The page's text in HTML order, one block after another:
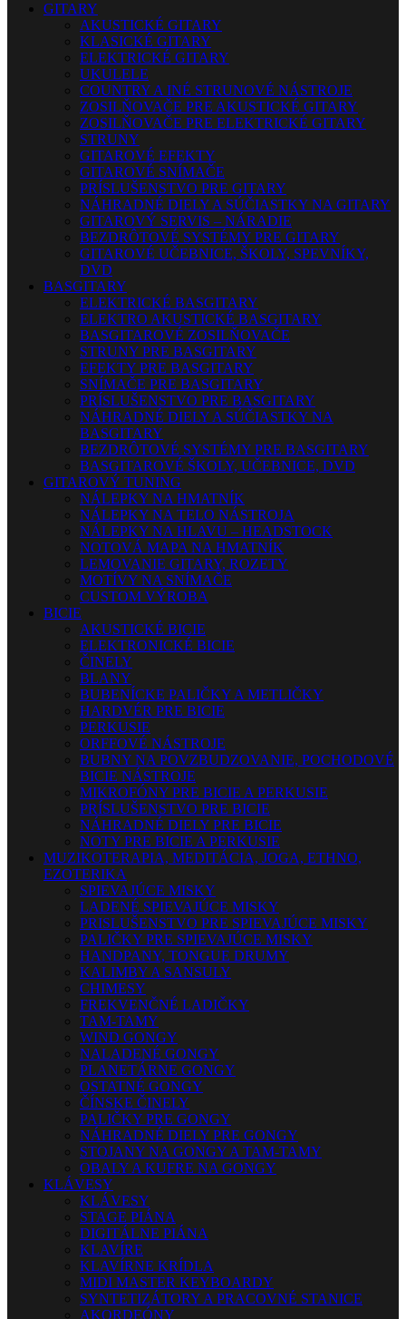
GITARY
AKUSTICKÉ GITARY
KLASICKÉ GITARY
ELEKTRICKÉ GITARY
UKULELE
COUNTRY A INÉ STRUNOVÉ NÁSTROJE
ZOSILŇOVAČE PRE AKUSTICKÉ GITARY
ZOSILŇOVAČE PRE ELEKTRICKÉ GITARY
STRUNY
GITAROVÉ EFEKTY
GITAROVÉ SNÍMAČE
PRÍSLUŠENSTVO PRE GITARY
NÁHRADNÉ DIELY A SÚČIASTKY NA GITARY
GITAROVÝ SERVIS – NÁRADIE
BEZDRÔTOVÉ SYSTÉMY PRE GITARY
GITAROVÉ UČEBNICE, ŠKOLY, SPEVNÍKY,
DVD
BASGITARY
ELEKTRICKÉ BASGITARY
ELEKTRO AKUSTICKÉ BASGITARY
BASGITAROVÉ ZOSILŇOVAČE
STRUNY PRE BASGITARY
EFEKTY PRE BASGITARY
SNÍMAČE PRE BASGITARY
PRÍSLUŠENSTVO PRE BASGITARY
NÁHRADNÉ DIELY A SÚČIASTKY NA
BASGITARY
BEZDRÔTOVÉ SYSTÉMY PRE BASGITARY
BASGITAROVÉ ŠKOLY, UČEBNICE, DVD
GITAROVÝ TUNING
NÁLEPKY NA HMATNÍK
NÁLEPKY NA TELO NÁSTROJA
NÁLEPKY NA HLAVU – HEADSTOCK
NOTOVÁ MAPA NA HMATNÍK
LEMOVANIE GITARY, ROZETY
MOTÍVY NA SNÍMAČE
CUSTOM VÝROBA
BICIE
AKUSTICKÉ BICIE
ELEKTRONICKÉ BICIE
ČINELY
BLANY
BUBENÍCKE PALIČKY A METLIČKY
HARDVÉR PRE BICIE
PERKUSIE
ORFFOVÉ NÁSTROJE
BUBNY NA POVZBUDZOVANIE, POCHODOVÉ
BICIE NÁSTROJE
MIKROFÓNY PRE BICIE A PERKUSIE
PRÍSLUŠENSTVO PRE BICIE
NÁHRADNÉ DIELY PRE BICIE
NOTY PRE BICIE A PERKUSIE
MUZIKOTERAPIA, MEDITÁCIA, JOGA, ETHNO,
EZOTERIKA
SPIEVAJÚCE MISKY
LADENÉ SPIEVAJÚCE MISKY
PRISLUŠENSTVO PRE SPIEVAJÚCE MISKY
PALIČKY PRE SPIEVAJÚCE MISKY
HANDPANY, TONGUE DRUMY
KALIMBY A SANSULY
CHIMESY
FREKVENČNÉ LADIČKY
TAM-TAMY
WIND GONGY
NALADENÉ GONGY
PLANETÁRNE GONGY
OSTATNÉ GONGY
ČÍNSKE ČINELY
PALIČKY PRE GONGY
NÁHRADNÉ DIELY PRE GONGY
STOJANY NA GONGY A TAM-TAMY
OBALY A KUFRE NA GONGY
KLÁVESY
KLÁVESY
STAGE PIÁNA
DIGITÁLNE PIÁNA
KLAVÍRE
KLAVÍRNE KRÍDLA
MIDI MASTER KEYBOARDY
SYNTETIZÁTORY A PRACOVNÉ STANICE
AKORDEÓNY